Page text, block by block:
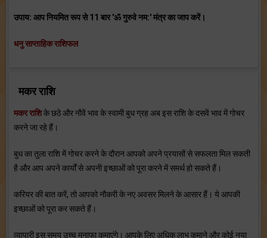
उपाय: आप नियमित रूप से 11 बार 'ॐ गुरुवे नम:' मंत्र का जाप करें।
धनु साप्ताहिक राशिफल
मकर राशि
मकर राशिके छठे और नौवें भाव के स्‍वामी बुध ग्रह अब इस राशि के दसवें भाव में गोचर
करने जा रहे हैं।
बुध का तुला राशि में गोचर करने के दौरान आपको अपने प्रयासों से सफलता मिल सकती
है और आप अपने कार्यों से अपनी इच्‍छाओं को पूरा करने में समर्थ हो सकते हैं।
करियर की बात करें, तो आपको नौकरी के नए अवसर मिलने के आसार हैं। ये आपकी
इच्‍छाओं को पूरा कर सकते हैं।
व्‍यापारी इस समय उच्‍च मुनाफा कमाएंगे। आपके लिए अधिक लाभ कमाने और कोई नया